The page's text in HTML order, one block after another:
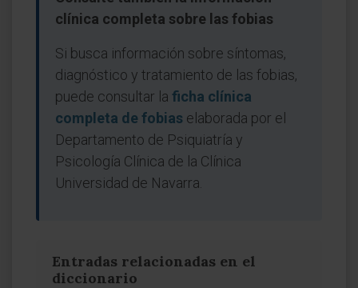
clínica completa sobre las fobias
Si busca información sobre síntomas,
diagnóstico y tratamiento de las fobias,
puede consultar la ficha clínica
completa de fobias elaborada por el
Departamento de Psiquiatría y
Psicología Clínica de la Clínica
Universidad de Navarra.
Entradas relacionadas en el
diccionario